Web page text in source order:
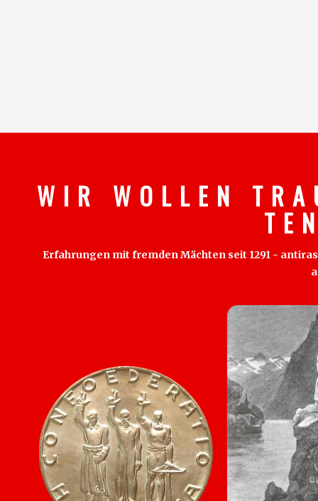
W I R W O L L E N T R
T E
Erfahrungen mit fremden Mächten seit 1291 -